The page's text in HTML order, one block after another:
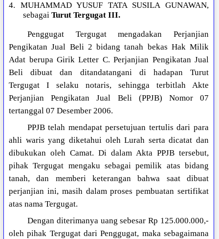
4. MUHAMMAD YUSUF TATA SUSILA GUNAWAN,
sebagai Turut Tergugat III.
Penggugat Tergugat mengadakan Perjanjian
Pengikatan Jual Beli 2 bidang tanah bekas Hak Milik
Adat berupa Girik Letter C. Perjanjian Pengikatan Jual
Beli dibuat dan ditandatangani di hadapan Turut
Tergugat I selaku notaris, sehingga terbitlah Akte
Perjanjian Pengikatan Jual Beli (PPJB) Nomor 07
tertanggal 07 Desember 2006.
PPJB telah mendapat persetujuan tertulis dari para
ahli waris yang diketahui oleh Lurah serta dicatat dan
dibukukan oleh Camat. Di dalam Akta PPJB tersebut,
pihak Tergugat mengaku sebagai pemilik atas bidang
tanah, dan memberi keterangan bahwa saat dibuat
perjanjian ini, masih dalam proses pembuatan sertifikat
atas nama Tergugat.
Dengan diterimanya uang sebesar Rp 125.000.000,-
oleh pihak Tergugat dari Penggugat, maka sebagaimana